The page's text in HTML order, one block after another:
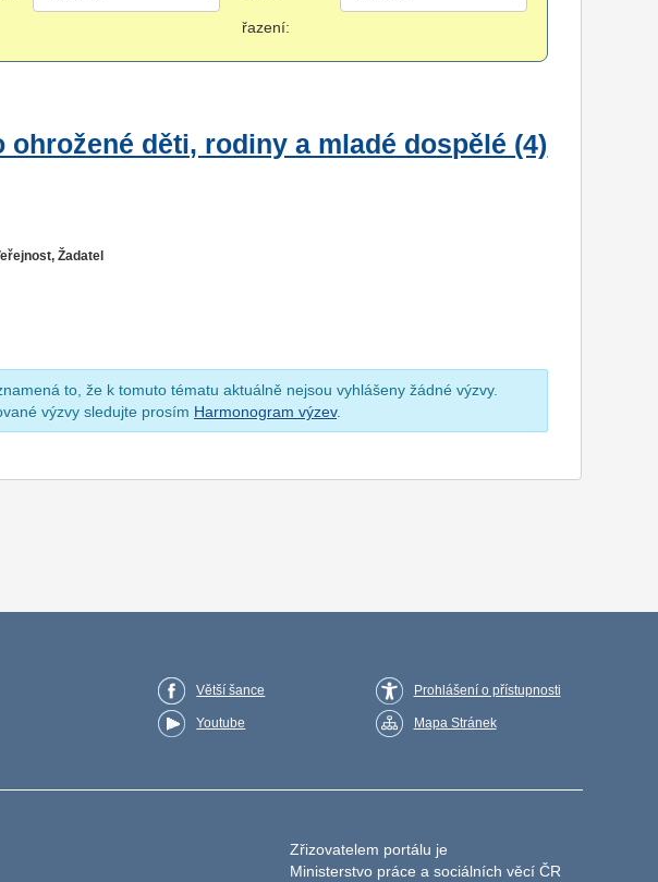
řazení:
ohrožené děti, rodiny a mladé dospělé (4)
Žadatel
to, že k tomuto tématu aktuálně nejsou vyhlášeny žádné výzvy.
výzvy sledujte prosím Harmonogram výzev.
Větší šance
Youtube
Prohlášení o přístupnosti
Mapa Stránek
Zřizovatelem portálu je
Ministerstvo práce a sociálních věcí ČR